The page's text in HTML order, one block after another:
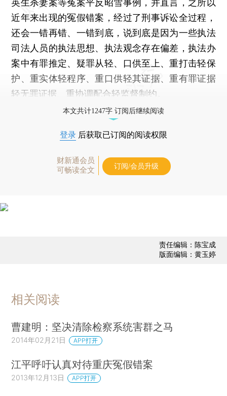
英生杀妻案等冤案平反昭雪事例，并直言，之所以
近年来出现的冤假错案，经过了刑事诉讼全过程，
还会一错再错、一错到底，说到底是因为一些执法
司法人员的执法思想、执法观念存在偏差，执法办
案中有罪推定、疑罪从轻、口供至上、重打击轻保
护、重实体轻程序、重口供轻其证据、重有罪证据
轻无罪证据、重协调配合轻监督制约。
本文共计1247字 订阅后继续阅读
登录 后获取已订阅的阅读权限
财新通会员
可畅读全文
订阅/会员升级
责任编辑：陈宝成
版面编辑：黄玉婷
相关阅读
曹建明：坚决清除检察系统害群之马
2014年02月21日 APP打开
江平呼吁认真对待重庆冤假错案
2013年12月13日 APP打开